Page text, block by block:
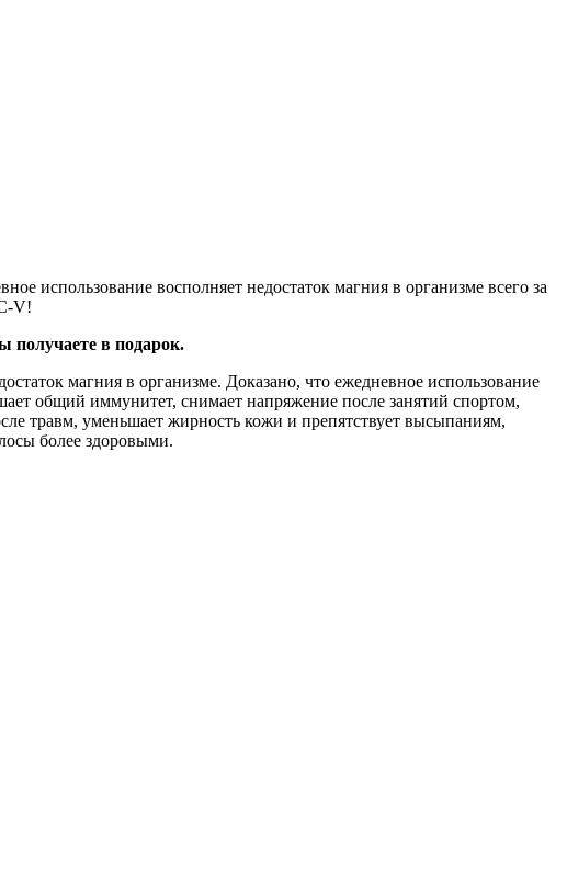
восполняет недостаток магния в организме всего за
V!
получаете в подарок.
магния в организме. Доказано, что ежедневное использование
общий иммунитет, снимает напряжение после занятий спортом,
травм, уменьшает жирность кожи и препятствует высыпаниям,
более здоровыми.